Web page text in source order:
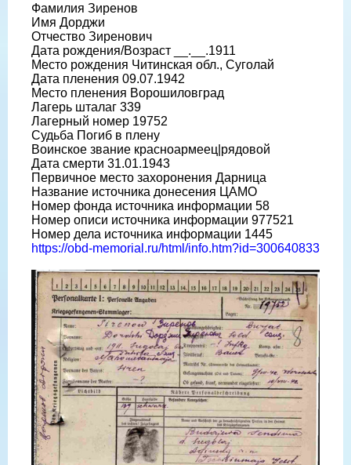
Фамилия Зиренов
Имя Дорджи
Отчество Зиренович
Дата рождения/Возраст __.__.1911
Место рождения Читинская обл., Суголай
Дата пленения 09.07.1942
Место пленения Ворошиловград
Лагерь шталаг 339
Лагерный номер 19752
Судьба Погиб в плену
Воинское звание красноармеец|рядовой
Дата смерти 31.01.1943
Первичное место захоронения Дарница
Название источника донесения ЦАМО
Номер фонда источника информации 58
Номер описи источника информации 977521
Номер дела источника информации 1445
https://obd-memorial.ru/html/info.htm?id=300640833